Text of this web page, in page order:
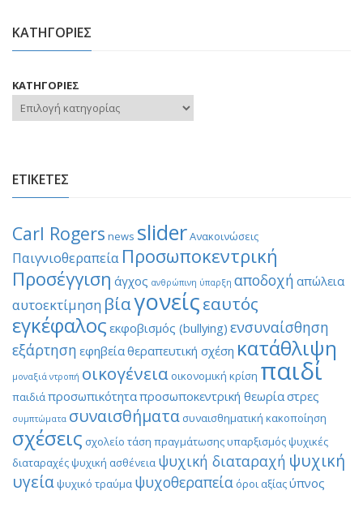
ΚΑΤΗΓΟΡΙΕΣ
ΚΑΤΗΓΟΡΙΕΣ
ΕΤΙΚΕΤΕΣ
Carl Rogers news sliderΑνακοινώσεις
Παιγνιοθεραπεία Προσωποκεντρική
Προσέγγιση άγχος ανθρώπινη ύπαρξη αποδοχή απώλεια
αυτοεκτίμηση βίαγονείςεαυτός
εγκέφαλος εκφοβισμός (bullying) ενσυναίσθηση
εξάρτηση εφηβείαθεραπευτική σχέση κατάθλιψη
μοναξιά ντροπή οικογένεια οικονομική κρίση παιδί
παιδιάπροσωπικότηταπροσωποκεντρική θεωρίαστρες
συμπτώματα συναισθήματασυναισθηματική κακοποίηση
σχέσεις σχολείο τάση πραγμάτωσηςυπαρξισμόςψυχικές
διαταραχέςψυχική ασθένεια ψυχική διαταραχή ψυχική
υγείαψυχικό τραύμα ψυχοθεραπεία όροι αξίαςύπνος